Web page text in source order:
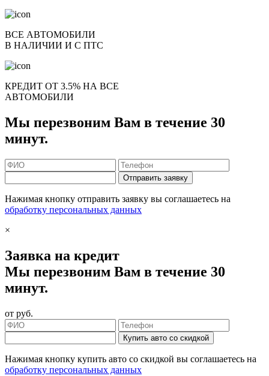
ВСЕ АВТОМОБИЛИ
В НАЛИЧИИ И С ПТС
КРЕДИТ ОТ 3.5% НА ВСЕ
АВТОМОБИЛИ
Мы перезвоним Вам в течение 30
минут.
Отправить заявку
Нажимая кнопку отправить заявку вы соглашаетесь на
обработку персональных данных
×
Заявка на кредит
Мы перезвоним Вам в течение 30
минут.
от руб.
Купить авто со скидкой
Нажимая кнопку купить авто со скидкой вы соглашаетесь на
обработку персональных данных